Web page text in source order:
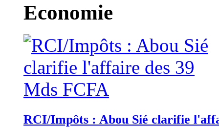
Economie
RCI/Impôts : Abou Sié clarifie